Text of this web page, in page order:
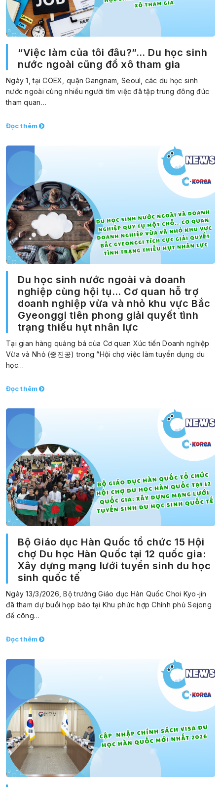
“Việc làm của tôi đâu?”… Du học sinh
nước ngoài cũng đổ xô tham gia
Ngày 1, tại COEX, quận Gangnam, Seoul, các du học sinh
nước ngoài cùng nhiều người tìm việc đã tập trung đông đúc
tham quan…
Đọc thêm
Du học sinh nước ngoài và doanh
nghiệp cùng hội tụ… Cơ quan hỗ trợ
doanh nghiệp vừa và nhỏ khu vực Bắc
Gyeonggi tiên phong giải quyết tình
trạng thiếu hụt nhân lực
Tại gian hàng quảng bá của Cơ quan Xúc tiến Doanh nghiệp
Vừa và Nhỏ (중진공) trong “Hội chợ việc làm tuyển dụng du
học…
Đọc thêm
Bộ Giáo dục Hàn Quốc tổ chức 15 Hội
chợ Du học Hàn Quốc tại 12 quốc gia:
Xây dựng mạng lưới tuyển sinh du học
sinh quốc tế
Ngày 13/3/2026, Bộ trưởng Giáo dục Hàn Quốc Choi Kyo-jin
đã tham dự buổi họp báo tại Khu phức hợp Chính phủ Sejong
để công…
Đọc thêm